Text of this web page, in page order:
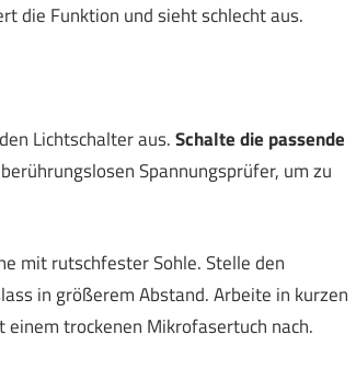
die Funktion und sieht schlecht aus.
Lichtschalter aus.Schalte die passende
Spannungsprüfer, um zu
mit rutschfester Sohle. Stelle den
in größerem Abstand. Arbeite in kurzen
trockenen Mikrofasertuch nach.